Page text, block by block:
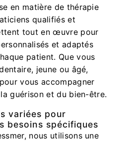
en matière de thérapie
qualifiés et
tout en œuvre pour
et adaptés
patient. Que vous
jeune ou âgé,
vous accompagner
guérison et du bien-être.
variées pour
besoins spécifiques
nous utilisons une